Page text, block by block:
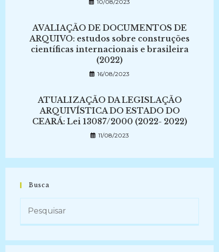
10/08/2023
AVALIAÇÃO DE DOCUMENTOS DE
ARQUIVO: estudos sobre construções
científicas internacionais e brasileira
(2022)
16/08/2023
ATUALIZAÇÃO DA LEGISLAÇÃO
ARQUIVÍSTICA DO ESTADO DO
CEARÁ: Lei 13087/2000 (2022- 2022)
11/08/2023
Busca